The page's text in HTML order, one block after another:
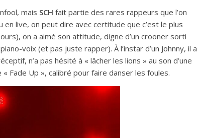
mais SCH fait partie des rares rappeurs que l’on
en live, on peut dire avec certitude que c’est le plus
on a aimé son attitude, digne d’un crooner sorti
voix (et pas juste rapper). À l’instar d’un Johnny, il a
n’a pas hésité à « lâcher les lions » au son d’une
Fade Up », calibré pour faire danser les foules.